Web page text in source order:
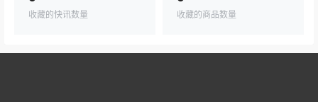
收藏的快讯数量 收藏的商品数量